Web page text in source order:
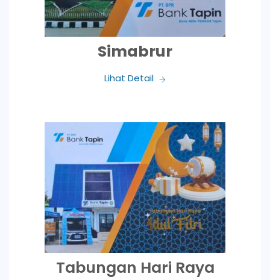
Simabrur
Lihat Detail
Tabungan Hari Raya